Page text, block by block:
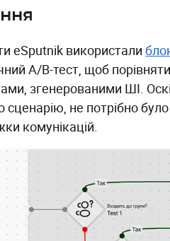
eSputnik використали
A/B-тест, щоб
згенерованими ШІ.
сценарію, не потрібно
комунікацій.